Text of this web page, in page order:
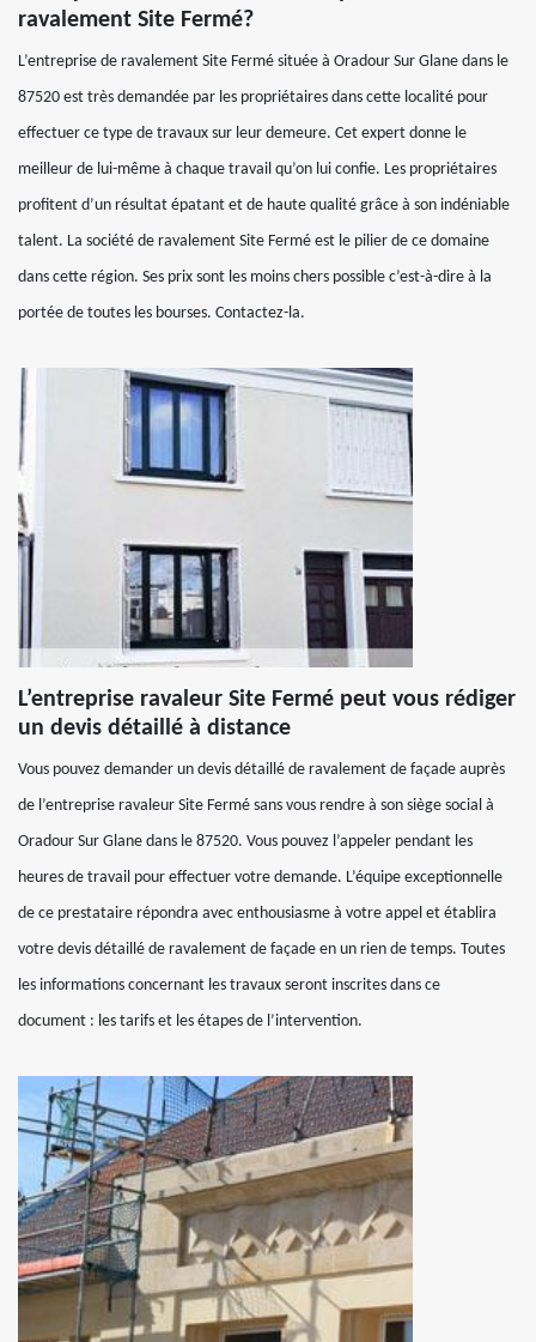
ravalement Site Fermé?
L’entreprise de ravalement Site Fermé située à Oradour Sur Glane dans le
87520 est très demandée par les propriétaires dans cette localité pour
effectuer ce type de travaux sur leur demeure. Cet expert donne le
meilleur de lui-même à chaque travail qu’on lui confie. Les propriétaires
profitent d’un résultat épatant et de haute qualité grâce à son indéniable
talent. La société de ravalement Site Fermé est le pilier de ce domaine
dans cette région. Ses prix sont les moins chers possible c’est-à-dire à la
portée de toutes les bourses. Contactez-la.
L’entreprise ravaleur Site Fermé peut vous rédiger
un devis détaillé à distance
Vous pouvez demander un devis détaillé de ravalement de façade auprès
de l’entreprise ravaleur Site Fermé sans vous rendre à son siège social à
Oradour Sur Glane dans le 87520. Vous pouvez l’appeler pendant les
heures de travail pour effectuer votre demande. L’équipe exceptionnelle
de ce prestataire répondra avec enthousiasme à votre appel et établira
votre devis détaillé de ravalement de façade en un rien de temps. Toutes
les informations concernant les travaux seront inscrites dans ce
document : les tarifs et les étapes de l’intervention.